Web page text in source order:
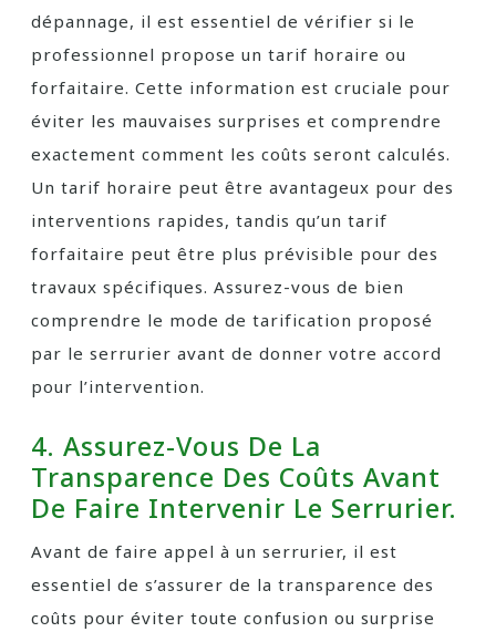
dépannage, il est essentiel de vérifier si le
professionnel propose un tarif horaire ou
forfaitaire. Cette information est cruciale pour
éviter les mauvaises surprises et comprendre
exactement comment les coûts seront calculés.
Un tarif horaire peut être avantageux pour des
interventions rapides, tandis qu’un tarif
forfaitaire peut être plus prévisible pour des
travaux spécifiques. Assurez-vous de bien
comprendre le mode de tarification proposé
par le serrurier avant de donner votre accord
pour l’intervention.
4. Assurez-Vous De La
Transparence Des Coûts Avant
De Faire Intervenir Le Serrurier.
Avant de faire appel à un serrurier, il est
essentiel de s’assurer de la transparence des
coûts pour éviter toute confusion ou surprise